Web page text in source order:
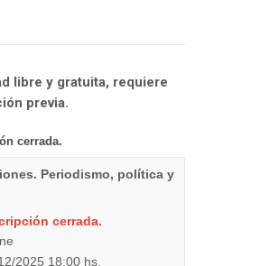
libre y gratuita, requiere
previa.